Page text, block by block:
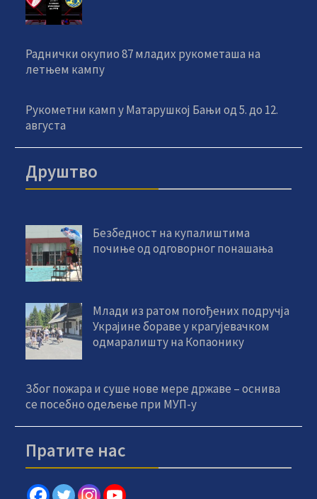
Раднички окупио 87 младих рукометаша на
летњем кампу
Рукометни камп у Матарушкој Бањи од 5. до 12.
августа
Друштво
Безбедност на купалиштима
почиње од одговорног понашања
Млади из ратом погођених подручја
Украјине бораве у крагујевачком
одмаралишту на Копаонику
Због пожара и суше нове мере државе – оснива
се посебно одељење при МУП-у
Пратите нас